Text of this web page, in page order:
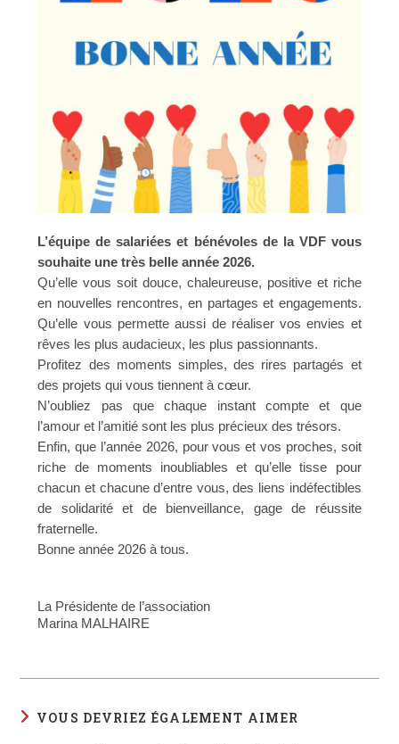
L’équipe de salariées et bénévoles de la VDF vous
souhaite une très belle année 2026.
Qu’elle vous soit douce, chaleureuse, positive et riche
en nouvelles rencontres, en partages et engagements.
Qu’elle vous permette aussi de réaliser vos envies et
rêves les plus audacieux, les plus passionnants.
Profitez des moments simples, des rires partagés et
des projets qui vous tiennent à cœur.
N’oubliez pas que chaque instant compte et que
l’amour et l’amitié sont les plus précieux des trésors.
Enfin, que l’année 2026, pour vous et vos proches, soit
riche de moments inoubliables et qu’elle tisse pour
chacun et chacune d’entre vous, des liens indéfectibles
de solidarité et de bienveillance, gage de réussite
fraternelle.
Bonne année 2026 à tous.
La Présidente de l’association
Marina MALHAIRE
VOUS DEVRIEZ ÉGALEMENT AIMER